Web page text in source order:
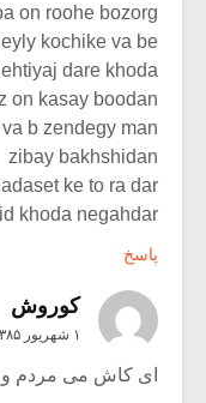
on roohe bozorg
kochike va be
dare khoda
on kasay boodan
b zendegy man
zibay bakhshidan
ke to ra dar
khoda negahdar
پاسخ
کوروش
۱ شهریور ۱۳۸۵ در ۵:۲۰ ب٫ظ
ای کاش می مردم و